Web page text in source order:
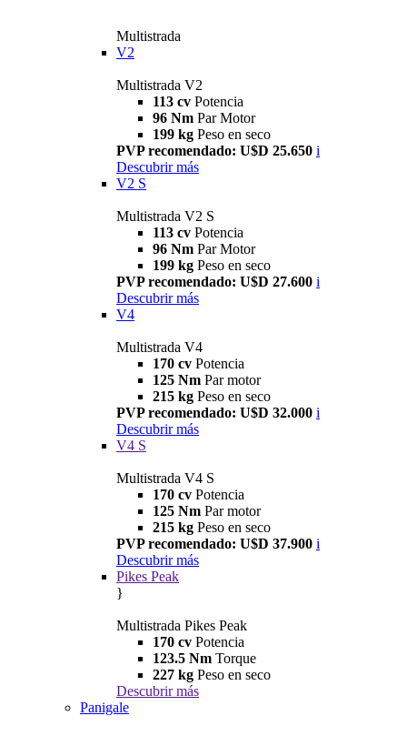
Multistrada
V2
Multistrada V2
113 cv Potencia
96 Nm Par Motor
199 kg Peso en seco
PVP recomendado: U$D 25.650 i
Descubrir más
V2 S
Multistrada V2 S
113 cv Potencia
96 Nm Par Motor
199 kg Peso en seco
PVP recomendado: U$D 27.600 i
Descubrir más
V4
Multistrada V4
170 cv Potencia
125 Nm Par motor
215 kg Peso en seco
PVP recomendado: U$D 32.000 i
Descubrir más
V4 S
Multistrada V4 S
170 cv Potencia
125 Nm Par motor
215 kg Peso en seco
PVP recomendado: U$D 37.900 i
Descubrir más
Pikes Peak
}
Multistrada Pikes Peak
170 cv Potencia
123.5 Nm Torque
227 kg Peso en seco
Descubrir más
Panigale